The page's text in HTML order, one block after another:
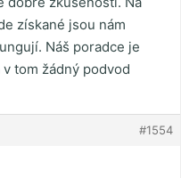
získané jsou nám
Náš poradce je
tom žádný podvod
#1554